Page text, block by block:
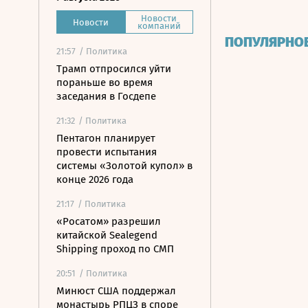
Новости Новости
компаний
21:57 / Политика
Трамп отпросился уйти
пораньше во время
заседания в Госдепе
21:32 / Политика
Пентагон планирует
провести испытания
системы «Золотой купол» в
конце 2026 года
21:17 / Политика
«Росатом» разрешил
китайской Sealegend
Shipping проход по СМП
20:51 / Политика
Минюст США поддержал
монастырь РПЦЗ в споре